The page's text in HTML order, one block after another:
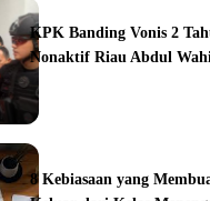
KPK Banding Vonis 2
Nonaktif Riau Abdul
8 Kebiasaan yang